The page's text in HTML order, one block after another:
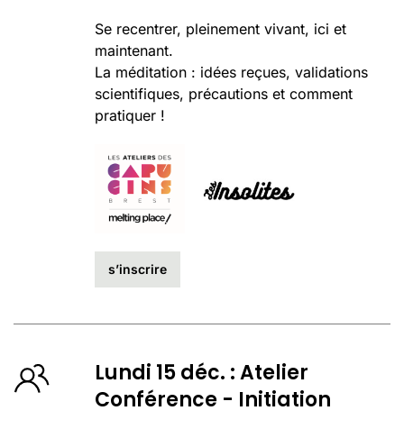
Se recentrer, pleinement vivant, ici et
maintenant.
La méditation : idées reçues, validations
scientifiques, précautions et comment
pratiquer !
s’inscrire
Lundi 15 déc. : Atelier
Conférence - Initiation